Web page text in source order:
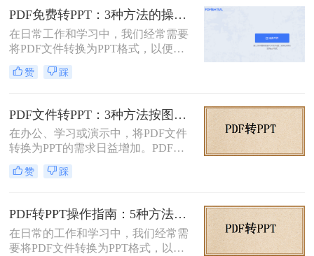
PPT（PowerPoint）格式，以便进行演
示或编辑。虽然PDF到PPT的转换可
能不如其他格式转换那样直接，但通
过一些方法和工具，我们仍然可以实
现这一目的。本文将详细介绍怎么把
pdf转换成ppt的几种方法，以及相关
PDF免费转PPT：3种方法的操作步骤和常见报错处理!
在日常工作和学习中，我们经常需要
将PDF文件转换为PPT格式，以便进
行演示和分享。那么如何免费将pdf转
换成PPT呢？本文将介绍三种免费将
赞 踩
PDF文件转PPT：3种方法按图文复杂度的转换精度排名！
在办公、学习或演示中，将PDF文件
转换为PPT的需求日益增加。PDF格
式虽然适合文档共享，但若需编辑或
重新排版内容，转换为PPT会更灵
本文将介绍几种简单实用的方法，帮
助您高效完成转换。
赞 踩
PDF转PPT操作指南：5种方法的具体操作流程和参数设置！
在日常的工作和学习中，我们经常需
要将PDF文件转换为PPT格式，以便